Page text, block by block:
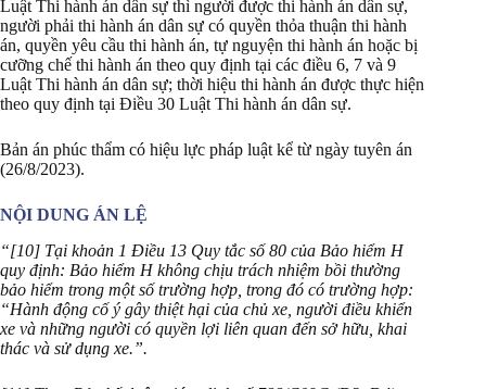
Luật Thi hành án dân sự thì người được thi hành án dân sự,
người phải thi hành án dân sự có quyền thỏa thuận thi hành
án, quyền yêu cầu thi hành án, tự nguyện thi hành án hoặc bị
cưỡng chế thi hành án theo quy định tại các điều 6, 7 và 9
Luật Thi hành án dân sự; thời hiệu thi hành án được thực hiện
theo quy định tại Điều 30 Luật Thi hành án dân sự.
Bản án phúc thẩm có hiệu lực pháp luật kể từ ngày tuyên án
(26/8/2023).
NỘI DUNG ÁN LỆ
“[10] Tại khoản 1 Điều 13 Quy tắc số 80 của Bảo hiểm H
quy định: Bảo hiểm H không chịu trách nhiệm bồi thường
bảo hiểm trong một số trường hợp, trong đó có trường hợp:
“Hành động cố ý gây thiệt hại của chủ xe, người điều khiển
xe và những người có quyền lợi liên quan đến sở hữu, khai
thác và sử dụng xe.”.